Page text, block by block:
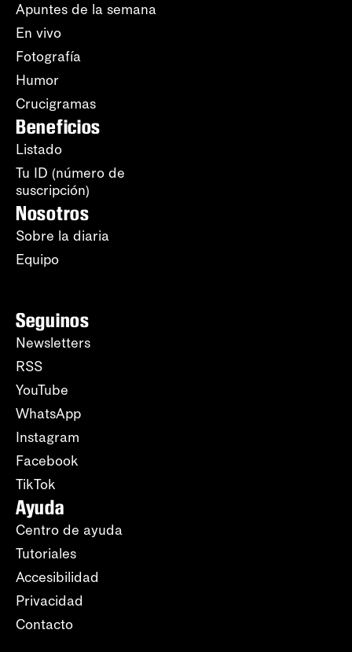
Apuntes de la semana
En vivo
Fotografía
Humor
Crucigramas
Beneficios
Listado
Tu ID (número de
suscripción)
Nosotros
Sobre la diaria
Equipo
Seguinos
Newsletters
RSS
YouTube
WhatsApp
Instagram
Facebook
TikTok
Ayuda
Centro de ayuda
Tutoriales
Accesibilidad
Privacidad
Contacto